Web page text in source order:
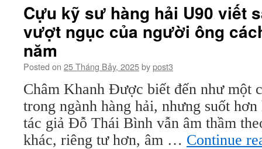
Cựu kỹ sư hàng hải U90 viết
vượt ngục của người ông
năm
Posted on 25 Tháng Bảy, 2025bypost3
Châm Khanh Được biết đến như một
trong ngành hàng hải, nhưng suốt
tác giả Đỗ Thái Bình vẫn âm thầm
khác, riêng tư hơn, âm … Continue